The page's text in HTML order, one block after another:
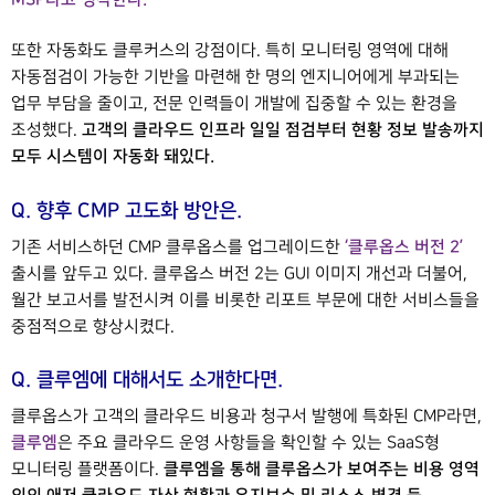
또한 자동화도 클루커스의 강점이다. 특히 모니터링 영역에 대해
자동점검이 가능한 기반을 마련해 한 명의 엔지니어에게 부과되는
업무 부담을 줄이고, 전문 인력들이 개발에 집중할 수 있는 환경을
조성했다. 고객의 클라우드 인프라 일일 점검부터 현황 정보 발송까지
모두 시스템이 자동화 돼있다.
Q. 향후 CMP 고도화 방안은.
기존 서비스하던 CMP 클루옵스를 업그레이드한 ‘클루옵스 버전 2’
출시를 앞두고 있다. 클루옵스 버전 2는 GUI 이미지 개선과 더불어,
월간 보고서를 발전시켜 이를 비롯한 리포트 부문에 대한 서비스들을
중점적으로 향상시켰다.
Q. 클루엠에 대해서도 소개한다면.
클루옵스가 고객의 클라우드 비용과 청구서 발행에 특화된 CMP라면,
클루엠은 주요 클라우드 운영 사항들을 확인할 수 있는 SaaS형
모니터링 플랫폼이다. 클루엠을 통해 클루옵스가 보여주는 비용 영역